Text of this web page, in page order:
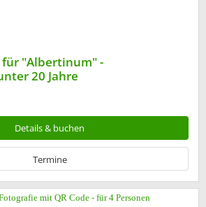
"Albertinum" -
20 Jahre
Details & buchen
Termine